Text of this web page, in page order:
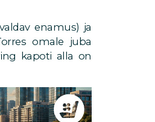
enamus) ja
omale juba
kapoti alla on